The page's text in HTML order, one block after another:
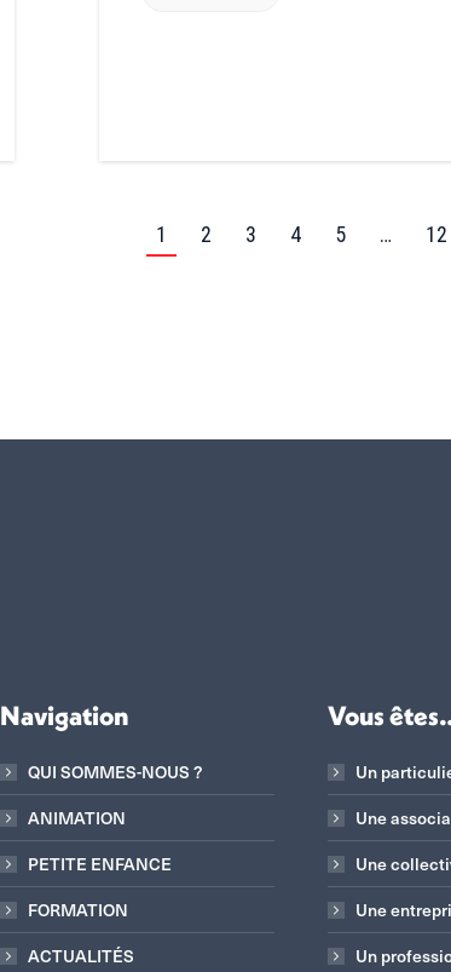
1 2 3 4 5 … 12
Navigation
QUI SOMMES-NOUS ?
ANIMATION
PETITE ENFANCE
FORMATION
ACTUALITÉS
Vous
Un
Une
Une
Une
Un